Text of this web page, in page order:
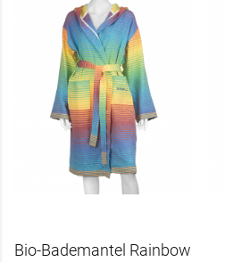
Bio-Bademantel Rainbow